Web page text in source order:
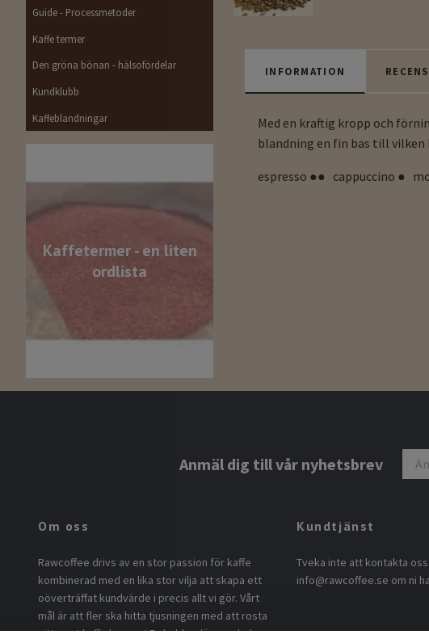
Guide - Processmetoder
Kaffe termer
Den gröna bönan - hälsofördelar
Kundklubb
Kaffeblandningar
Kaffetermer - en liten
ordlista
INFORMATION
Med en kraftig kropp och
blandning en fin bas till vilken
espresso ●● cappuccino ●
Anmäl dig till vår nyhetsbrev
Om oss
Rawcoffee drivs av en stor passion för kaffe
kombinerad med en lika stor vilja att skapa ett
oöverträffat kundvärde i precis allt vi gör. Vårt
mål är att fler ska hitta tjusningen med att rosta
sitt eget kaffe hemma! En hobby där man hela
Kundtjänst
Tveka inte att kontakta
info@rawcoffee.se om ni